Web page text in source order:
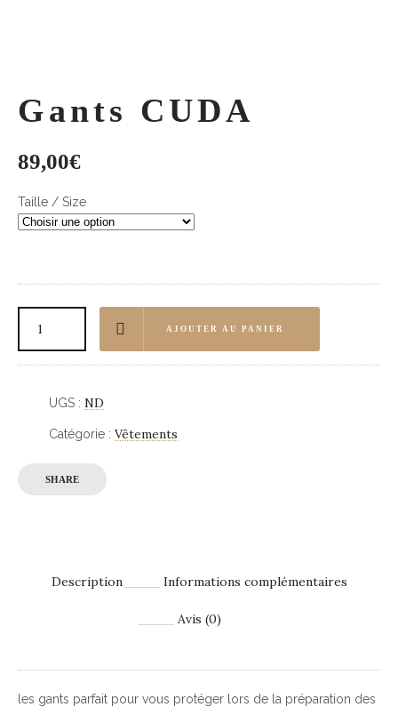
Gants CUDA
89,00€
Taille / Size
AJOUTER AU PANIER
UGS : ND
Catégorie : Vêtements
SHARE
Description Informations complémentaires
Avis (0)
les gants parfait pour vous protéger lors de la préparation des